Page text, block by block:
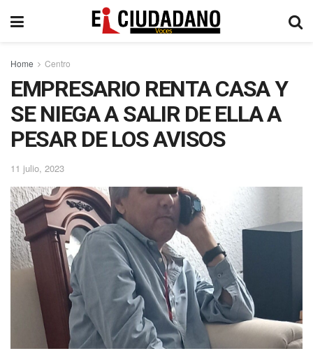
Home Centro
EMPRESARIO RENTA CASA Y
SE NIEGA A SALIR DE ELLA A
PESAR DE LOS AVISOS
11 julio, 2023